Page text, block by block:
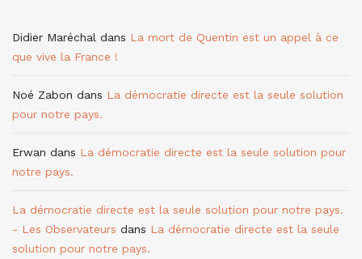
Didier Maréchal dans La mort de Quentin est un appel à ce
que vive la France !
Noé Zabon dans La démocratie directe est la seule solution
pour notre pays.
Erwan dans La démocratie directe est la seule solution pour
notre pays.
La démocratie directe est la seule solution pour notre pays.
- Les Observateurs dans La démocratie directe est la seule
solution pour notre pays.